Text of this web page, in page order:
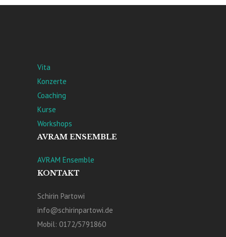
Vita
Konzerte
Coaching
Kurse
Workshops
AVRAM ENSEMBLE
AVRAM Ensemble
KONTAKT
Schirin Partowi
info@schirinpartowi.de
Mobil: 0172/5791860